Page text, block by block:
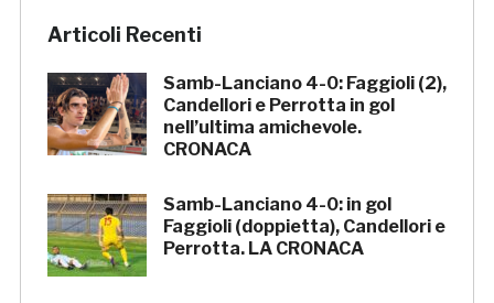
Articoli Recenti
Samb-Lanciano 4-0: Faggioli (2),
Candellori e Perrotta in gol
nell’ultima amichevole.
CRONACA
Samb-Lanciano 4-0: in gol
Faggioli (doppietta), Candellori e
Perrotta. LA CRONACA